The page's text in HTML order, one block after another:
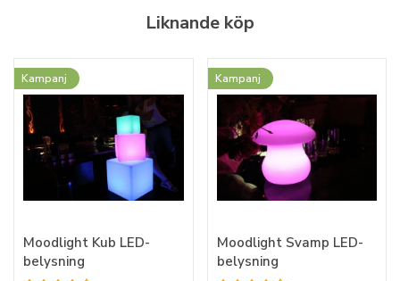
Liknande köp
Kampanj
Moodlight Kub LED-
belysning
Kampanj
Moodlight Svamp LED-
belysning